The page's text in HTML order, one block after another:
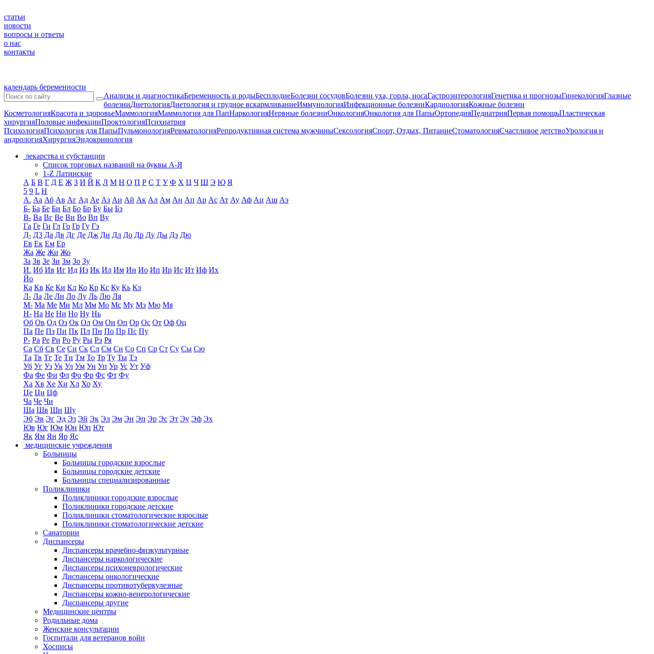
статьи
новости
вопросы и ответы
о нас
контакты
календарь беременности
Анализы и диагностикаБеременность и родыБесплодиеБолезни сосудовБолезни уха, горла, носаГастроэнтерологияГенетика и прогнозыГинекологияГлазные
болезниДиетологияДиетология и грудное вскармливаниеИммунологияИнфекционные болезниКардиологияКожные болезни
КосметологияКрасота и здоровьеМаммологияМаммология для ПапНаркологияНервные болезниОнкологияОнкология для ПапыОртопедияПедиатрияПервая помощьПластическая
хирургияПоловые инфекцииПроктологияПсихиатрия
ПсихологияПсихология для ПапыПульмонологияРевматологияРепродуктивная система мужчиныСексологияСпорт, Отдых, ПитаниеСтоматологияСчастливое детствоУрология и
андрологияХирургияЭндокринология
лекарства и субстанции
Список торговых названий на буквы А-Я
1-Z Латинские
А Б В Г Д Е Ж З И Й К Л М Н О П Р С Т У Ф Х Ц Ч Ш Э Ю Я
5 9 L H
А. Аа Аб Ав Аг Ад Ае Аз Аи Ай Ак Ал Ам Ан Ап Ар Ас Ат Ау Аф Ац Аш Аэ
Б- Ба Бе Би Бл Бо Бр Бу Бы Бэ
В- Ва Вг Ве Ви Во Вп Ву
Га Ге Ги Гл Го Гр Гу Гэ
Д- Д3 Да Дв Дг Де Дж Ди Дл До Др Ду Ды Дэ Дю
Ев Ек Ем Ер
Жа Же Жи Жо
За Зв Зе Зи Зм Зо Зу
И. Иб Ив Иг Ид Из Ик Ил Им Ин Ио Ип Ир Ис Ит Иф Их
Йо
Ка Кв Ке Ки Кл Ко Кр Кс Ку Кь Кэ
Л- Ла Ле Ли Ло Лу Ль Лю Ля
М- Ма Ме Ми Мл Мм Мо Мс Му Мэ Мю Мя
Н- На Не Ни Но Ну Нь
Об Ов Од Оз Ок Ол Ом Он Оп Ор Ос От Оф Оц
Па Пе Пз Пи Пк Пл Пн По Пр Пс Пу
Р- Ра Ре Ри Ро Ру Ры Рэ Ря
Са Сб Св Се Си Ск Сл См Сн Со Сп Ср Ст Су Сы Сю
Та Тв Тг Те Ти Тм То Тр Ту Ты Тэ
Уб Уг Уз Ук Ул Ум Ун Уп Ур Ус Ут Уф
Фа Фе Фи Фл Фо Фр Фс Фт Фу
Ха Хв Хе Хи Хл Хо Ху
Це Ци Цф
Ча Че Чи
Ша Шв Ши Шу
Эб Эв Эг Эд Эз Эй Эк Эл Эм Эн Эп Эр Эс Эт Эу Эф Эх
Юв Юг Юм Юн Юп Ют
Як Ям Ян Яр Яс
медицинские учреждения
Больницы
Больницы городские взрослые
Больницы городские детские
Больницы специализированные
Поликлиники
Поликлиники городские взрослые
Поликлиники городские детские
Поликлиники стоматологические взрослые
Поликлиники стоматологические детские
Санатории
Диспансеры
Диспансеры врачебно-физкультурные
Диспансеры наркологические
Диспансеры психоневрологические
Диспансеры онкологические
Диспансеры противотуберкулезные
Диспансеры кожно-венерологические
Диспансеры другие
Медицинские центры
Родильные дома
Женские консультации
Госпитали для ветеранов войн
Хосписы